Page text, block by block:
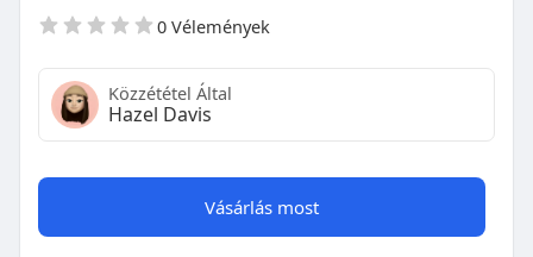
0 Vélemények
Közzététel Által
Hazel Davis
Vásárlás most